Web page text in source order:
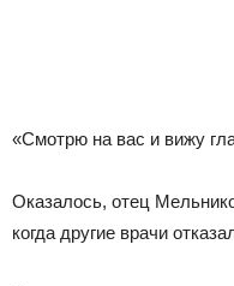
«Смотрю на вас и вижу
Оказалось, отец
когда другие врачи